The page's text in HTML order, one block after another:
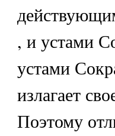
, и устами
устами
излагает
Поэтому